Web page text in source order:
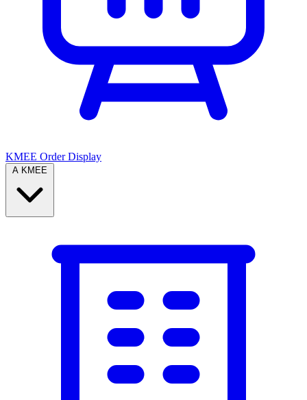
KMEE Order Display